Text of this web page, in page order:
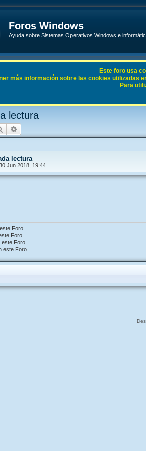
Foros Windows
Ayuda sobre Sistemas Operativos Windows e
lectura
Buscar
lectura
Jun 2018, 19:44
Foro
Foro
este Foro
este Foro
Este foro usa
más información sobre las cookies utilizadas
Para